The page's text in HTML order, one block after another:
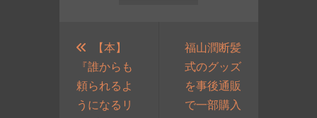
【本】
『誰からも
頼られるよ
うになるリ
福山潤断髪
式のグッズ
を事後通販
で一部購入